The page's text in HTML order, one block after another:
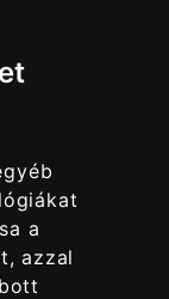
a
azzal
SEGÍTIK